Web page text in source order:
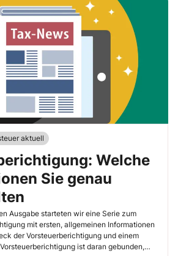
aktuell
Welche
Sie genau
Ausgabe starteten wir eine Serie zum
mit ersten, allgemeinen Informationen
der Vorsteuerberichtigung und einem
ist daran gebunden,